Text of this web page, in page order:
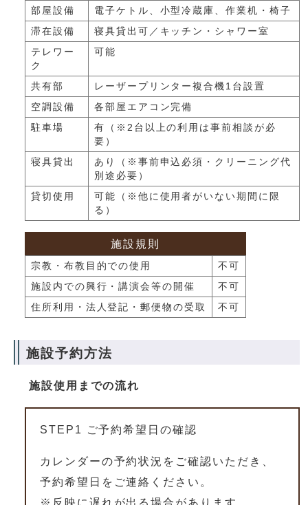
部屋設備
電子ケトル、小型冷蔵庫、作業机・椅子
滞在設備
寝具貸出可／キッチン・シャワー室
テレワー
ク
可能
共有部
レーザープリンター複合機1台設置
空調設備
各部屋エアコン完備
駐車場
有（※2台以上の利用は事前相談が必
要）
寝具貸出
あり（※事前申込必須・クリーニング代
別途必要）
貸切使用
可能（※他に使用者がいない期間に限
る）
施設規則
宗教・布教目的での使用
不可
施設内での興行・講演会等の開催
不可
住所利用・法人登記・郵便物の受取
不可
施設予約方法
施設使用までの流れ
STEP1 ご予約希望日の確認
カレンダーの予約状況をご確認いただき、
予約希望日をご連絡ください。